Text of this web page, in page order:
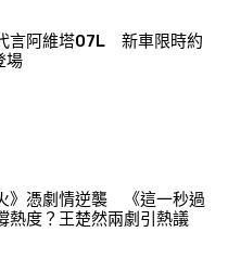
言阿維塔07L 新車限時約
場
》憑劇情逆襲 《這一秒過
熱度？王楚然兩劇引熱議